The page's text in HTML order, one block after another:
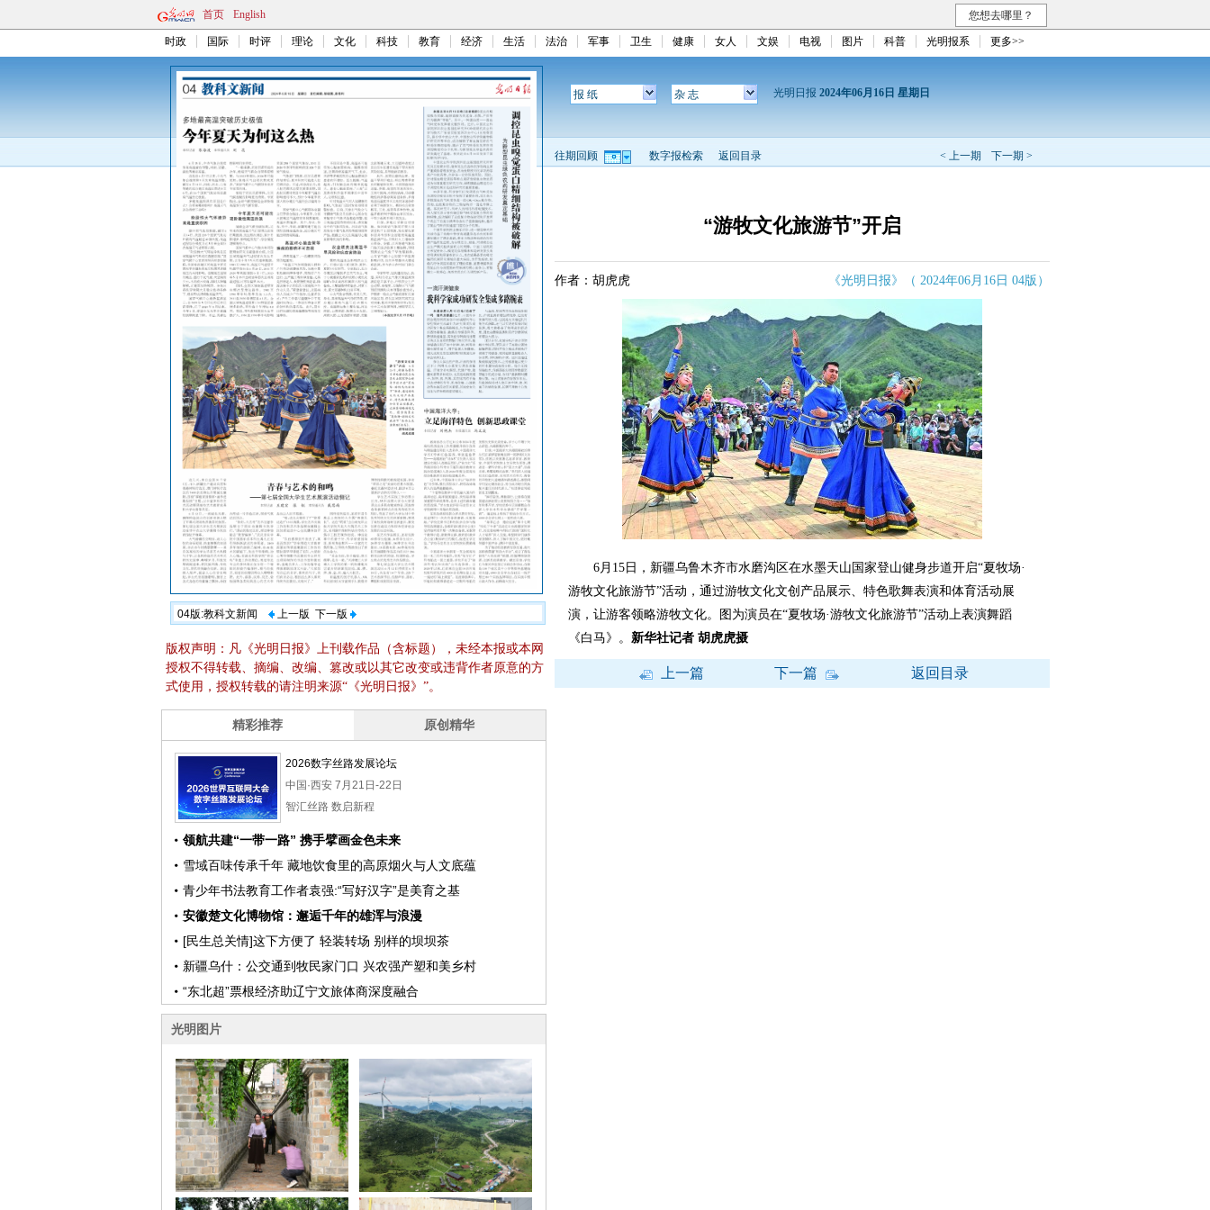
首页 English 您想去哪里？
时政 国际 时评 理论 文化 科技 教育 经济 生活 法治 军事 卫生 健康 女人 文娱 电视 图片 科普 光明报系 更多>>
04版:教科文新闻 上一版 下一版
版权声明：凡《光明日报》上刊载作品（含标题），未经本报或本网
授权不得转载、摘编、改编、篡改或以其它改变或违背作者原意的方
式使用，授权转载的请注明来源“《光明日报》”。
报 纸 杂 志 光明日报 2024年06月16日 星期日
< 上一期 下一期 >
往期回顾 数字报检索 返回目录
“游牧文化旅游节”开启
作者：胡虎虎 《光明日报》（ 2024年06月16日 04版）
6月15日，新疆乌鲁木齐市水磨沟区在水墨天山国家登山健身步道开启“夏牧场·
游牧文化旅游节”活动，通过游牧文化文创产品展示、特色歌舞表演和体育活动展
演，让游客领略游牧文化。图为演员在“夏牧场·游牧文化旅游节”活动上表演舞蹈
《白马》。 新华社记者 胡虎虎摄
上一篇 下一篇 返回目录